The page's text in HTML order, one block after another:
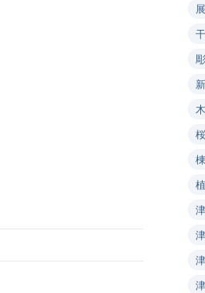
桜